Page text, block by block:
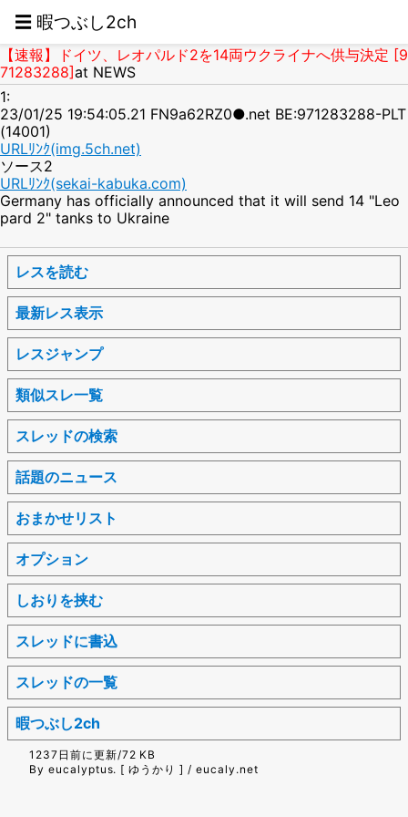
☰ 暇つぶし2ch
【速報】ドイツ、レオパルド2を14両ウクライナへ供与決定 [9
71283288]at NEWS
1:
23/01/25 19:54:05.21 FN9a62RZ0●.net BE:971283288-PLT
(14001)
URLﾘﾝｸ(img.5ch.net)
ソース2
URLﾘﾝｸ(sekai-kabuka.com)
Germany has officially announced that it will send 14 "Leo
pard 2" tanks to Ukraine
レスを読む
最新レス表示
レスジャンプ
類似スレ一覧
スレッドの検索
話題のニュース
おまかせリスト
オプション
しおりを挟む
スレッドに書込
スレッドの一覧
暇つぶし2ch
1237日前に更新/72 KB
By eucalyptus. [ ゆうかり ] / eucaly.net